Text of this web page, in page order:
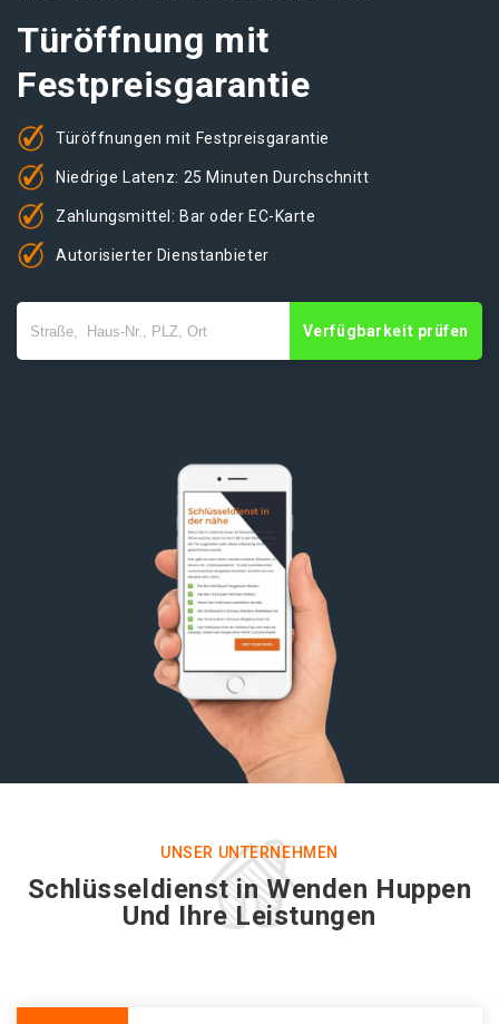
Türöffnung mit
Festpreisgarantie
Türöffnungen mit Festpreisgarantie
Niedrige Latenz: 25 Minuten Durchschnitt
Zahlungsmittel: Bar oder EC-Karte
Autorisierter Dienstanbieter
Verfügbarkeit prüfen
UNSER UNTERNEHMEN
Schlüsseldienst in Wenden Huppen
Und Ihre Leistungen